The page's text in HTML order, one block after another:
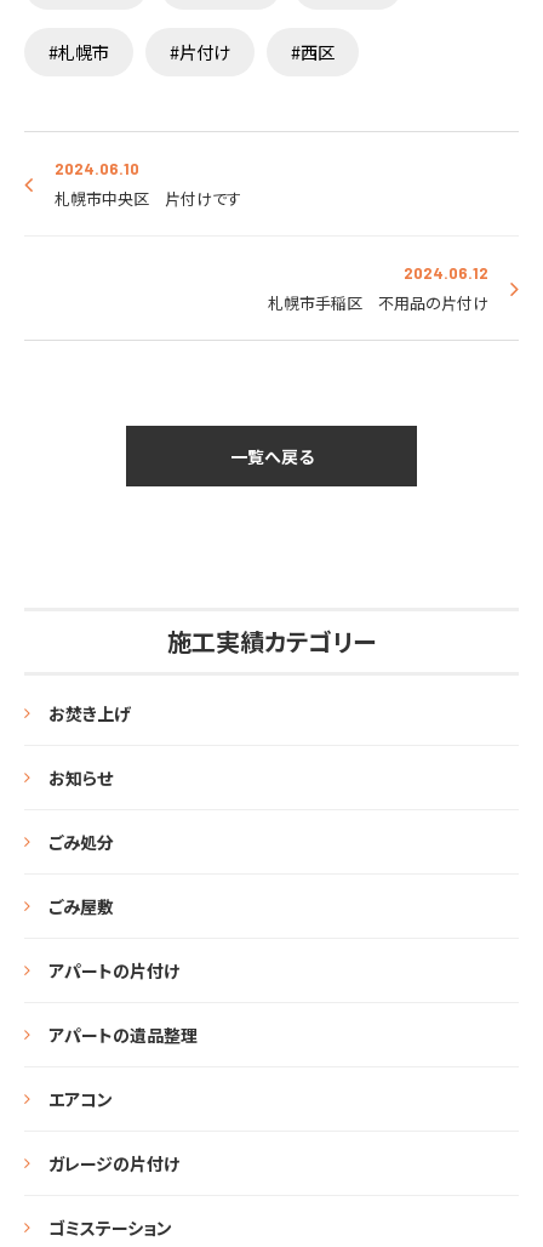
#札幌市 #片付け #西区
2024.06.10
札幌市中央区 片付けです
2024.06.12
札幌市手稲区 不用品の片付け
一覧へ戻る
施工実績カテゴリー
お焚き上げ
お知らせ
ごみ処分
ごみ屋敷
アパートの片付け
アパートの遺品整理
エアコン
ガレージの片付け
ゴミステーション